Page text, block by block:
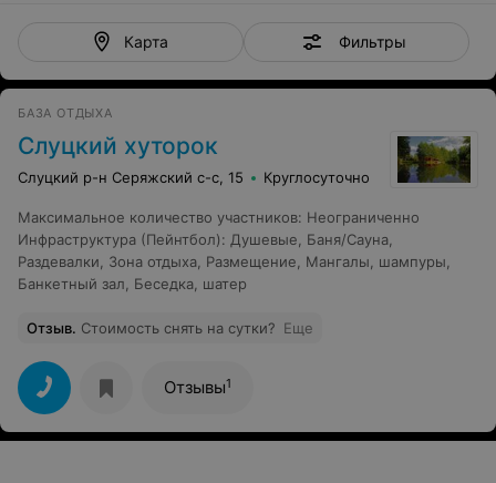
Карта Фильтры
БАЗА ОТДЫХА
Слуцкий хуторок
Слуцкий р-н Серяжский с-с, 15 Круглосуточно
Максимальное количество участников: Неограниченно
Инфраструктура (Пейнтбол): Душевые Баня/Сауна
Раздевалки
Зона отдыха Размещение Мангалы, шампуры
Банкетный зал
Беседка, шатер
Отзыв. Стоимость снять на сутки? Еще
Отзывы1